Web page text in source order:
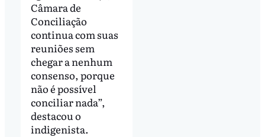
Câmara de
Conciliação
continua com suas
reuniões sem
chegar a nenhum
consenso, porque
não é possível
conciliar nada”,
destacou o
indigenista.